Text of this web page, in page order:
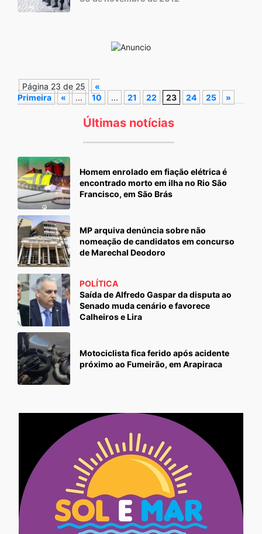
Página 23 de 25
«
Primeira
« ... 10 ... 21 22 23 24 25 »
Últimas notícias
Homem enrolado em fiação elétrica é
encontrado morto em ilha no Rio São
Francisco, em São Brás
MP arquiva denúncia sobre não
nomeação de candidatos em concurso
de Marechal Deodoro
POLÍTICA
Saída de Alfredo Gaspar da disputa ao
Senado muda cenário e favorece
Calheiros e Lira
Motociclista fica ferido após acidente
próximo ao Fumeirão, em Arapiraca